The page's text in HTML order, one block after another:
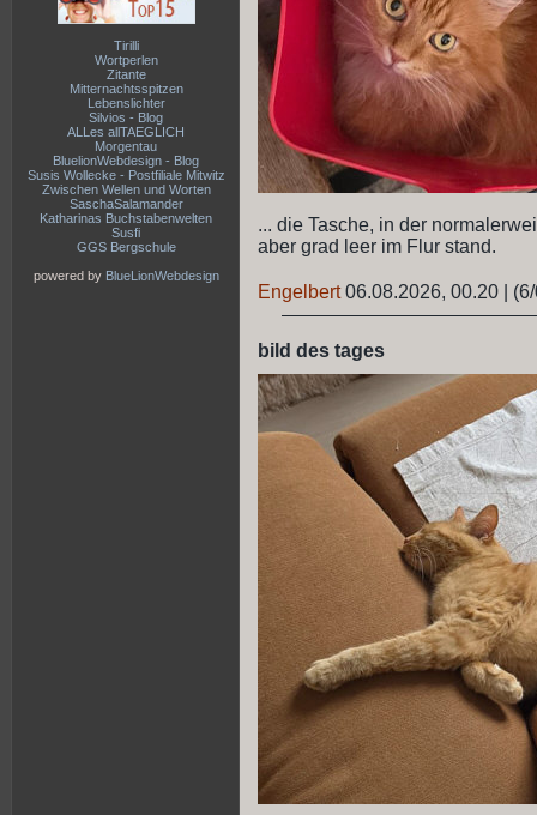
Tirilli
Wortperlen
Zitante
Mitternachtsspitzen
Lebenslichter
Silvios - Blog
ALLes allTAEGLICH
Morgentau
BluelionWebdesign - Blog
Susis Wollecke - Postfiliale Mitwitz
Zwischen Wellen und Worten
SaschaSalamander
Katharinas Buchstabenwelten
Susfi
GGS Bergschule
powered by BlueLionWebdesign
... die Tasche, in der
aber grad leer im Flur stand.
Engelbert 06.08.2026, 00.20
bild des tages